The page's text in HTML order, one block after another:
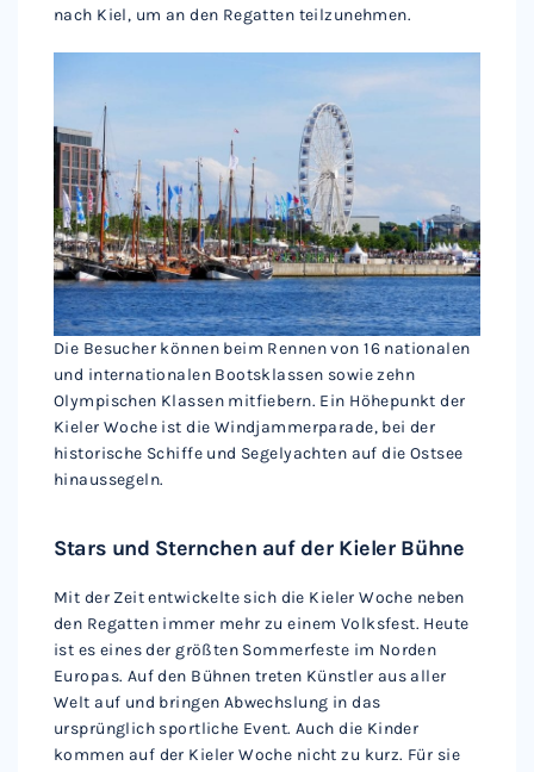
nach Kiel, um an den Regatten teilzunehmen.
Die Besucher können beim Rennen von 16 nationalen
und internationalen Bootsklassen sowie zehn
Olympischen Klassen mitfiebern. Ein Höhepunkt der
Kieler Woche ist die Windjammerparade, bei der
historische Schiffe und Segelyachten auf die Ostsee
hinaussegeln.
Stars und Sternchen auf der Kieler Bühne
Mit der Zeit entwickelte sich die Kieler Woche neben
den Regatten immer mehr zu einem Volksfest. Heute
ist es eines der größten Sommerfeste im Norden
Europas. Auf den Bühnen treten Künstler aus aller
Welt auf und bringen Abwechslung in das
ursprünglich sportliche Event. Auch die Kinder
kommen auf der Kieler Woche nicht zu kurz. Für sie